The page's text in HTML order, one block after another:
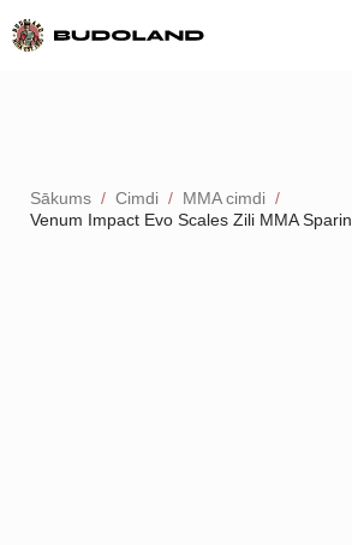
Sākums Cimdi
MMA cimdi
Venum Impact Evo Scales Zili MMA